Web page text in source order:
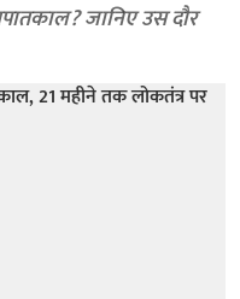
जानिए उस दौर